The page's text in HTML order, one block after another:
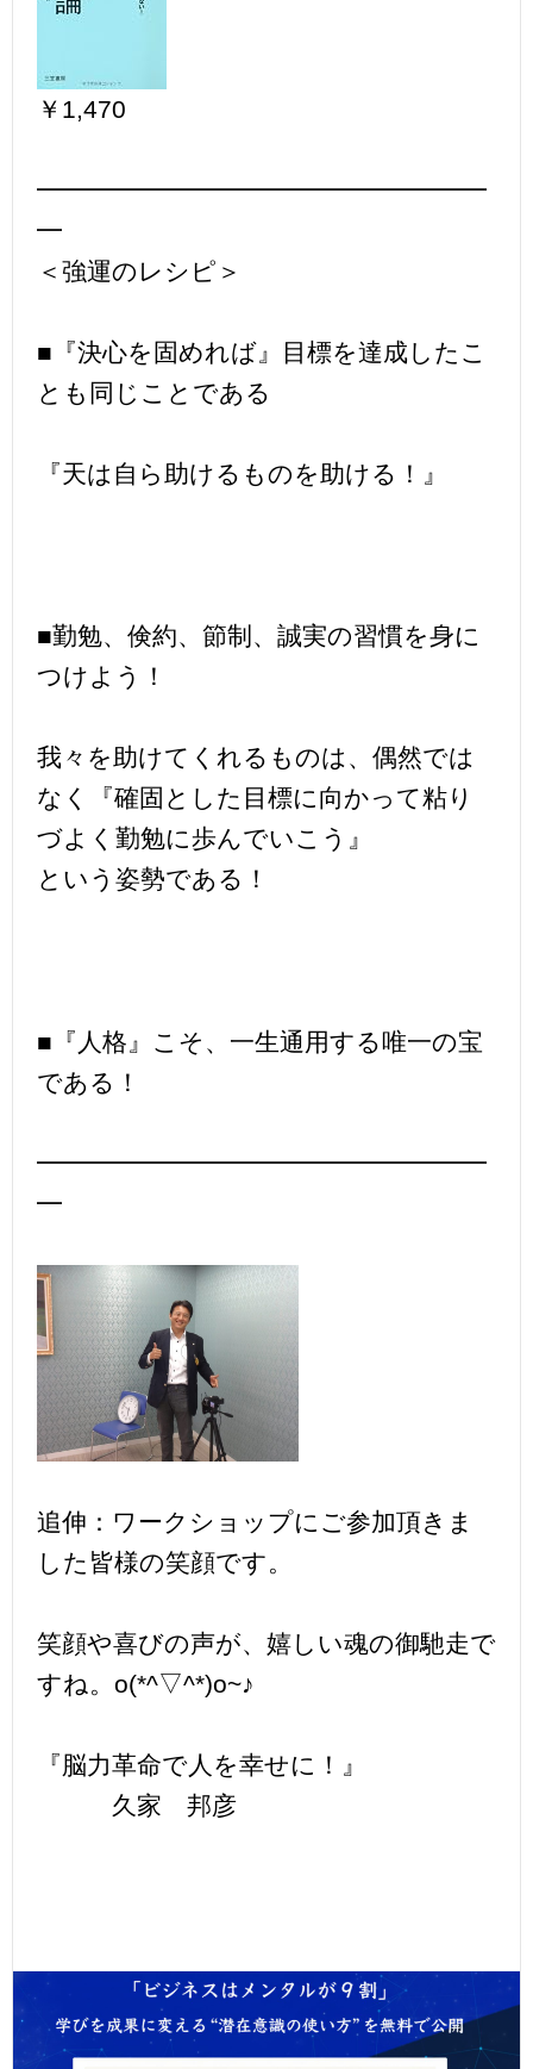
￥1,470
━━━━━━━━━━━━━━━━━━
━
＜強運のレシピ＞
■『決心を固めれば』目標を達成したこ
とも同じことである
『天は自ら助けるものを助ける！』
■勤勉、倹約、節制、誠実の習慣を身に
つけよう！
我々を助けてくれるものは、偶然では
なく『確固とした目標に向かって粘り
づよく勤勉に歩んでいこう』
という姿勢である！
■『人格』こそ、一生通用する唯一の宝
である！
━━━━━━━━━━━━━━━━━━
━
追伸：ワークショップにご参加頂きま
した皆様の笑顔です。
笑顔や喜びの声が、嬉しい魂の御馳走で
すね。o(*^▽^*)o~♪
『脳力革命で人を幸せに！』
久家 邦彦